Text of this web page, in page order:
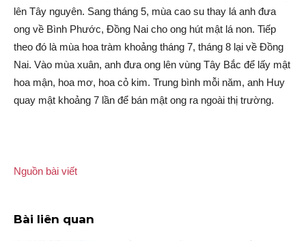
lên Tây nguyên. Sang tháng 5, mùa cao su thay lá anh đưa
ong về Bình Phước, Đồng Nai cho ong hút mật lá non. Tiếp
theo đó là mùa hoa tràm khoảng tháng 7, tháng 8 lại về Đồng
Nai. Vào mùa xuân, anh đưa ong lên vùng Tây Bắc để lấy mật
hoa mận, hoa mơ, hoa cỏ kim. Trung bình mỗi năm, anh Huy
quay mật khoảng 7 lần để bán mật ong ra ngoài thị trường.
Nguồn bài viết
Bài liên quan